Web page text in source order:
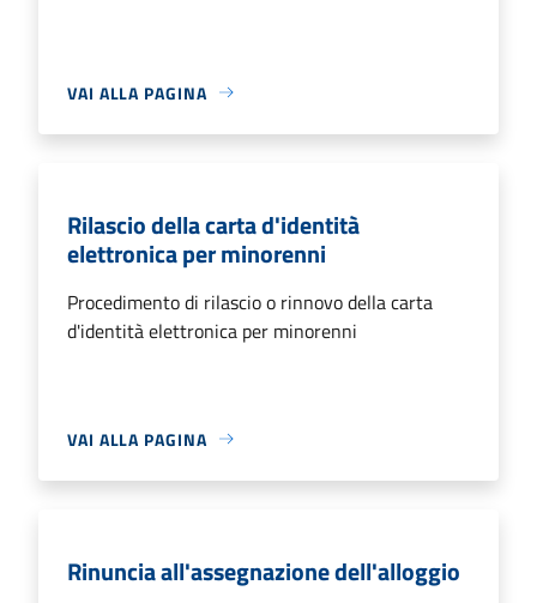
VAI ALLA PAGINA
Rilascio della carta d'identità
elettronica per minorenni
Procedimento di rilascio o rinnovo della carta
d'identità elettronica per minorenni
VAI ALLA PAGINA
Rinuncia all'assegnazione dell'alloggio